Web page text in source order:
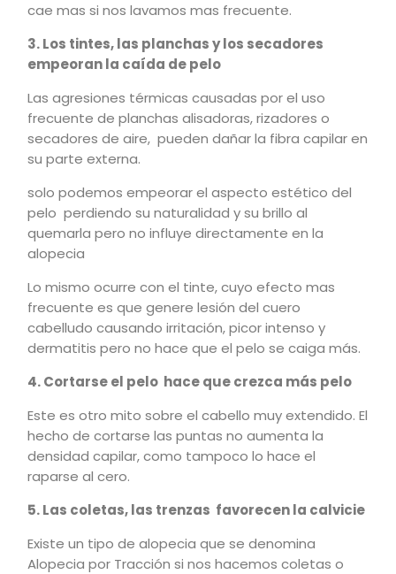
cae mas si nos lavamos mas frecuente.
3. Los tintes, las planchas y los secadores
empeoran la caída de pelo
Las agresiones térmicas causadas por el uso
frecuente de planchas alisadoras, rizadores o
secadores de aire, pueden dañar la fibra capilar en
su parte externa.
solo podemos empeorar el aspecto estético del
pelo perdiendo su naturalidad y su brillo al
quemarla pero no influye directamente en la
alopecia
Lo mismo ocurre con el tinte, cuyo efecto mas
frecuente es que genere lesión del cuero
cabelludo causando irritación, picor intenso y
dermatitis pero no hace que el pelo se caiga más.
4. Cortarse el pelo hace que crezca más pelo
Este es otro mito sobre el cabello muy extendido. El
hecho de cortarse las puntas no aumenta la
densidad capilar, como tampoco lo hace el
raparse al cero.
5. Las coletas, las trenzas favorecen la calvicie
Existe un tipo de alopecia que se denomina
Alopecia por Tracción si nos hacemos coletas o